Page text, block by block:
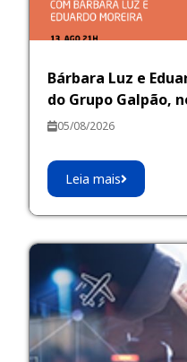
Bárbara Luz e
do Grupo Galpão,
05/08/2026
Leia mais